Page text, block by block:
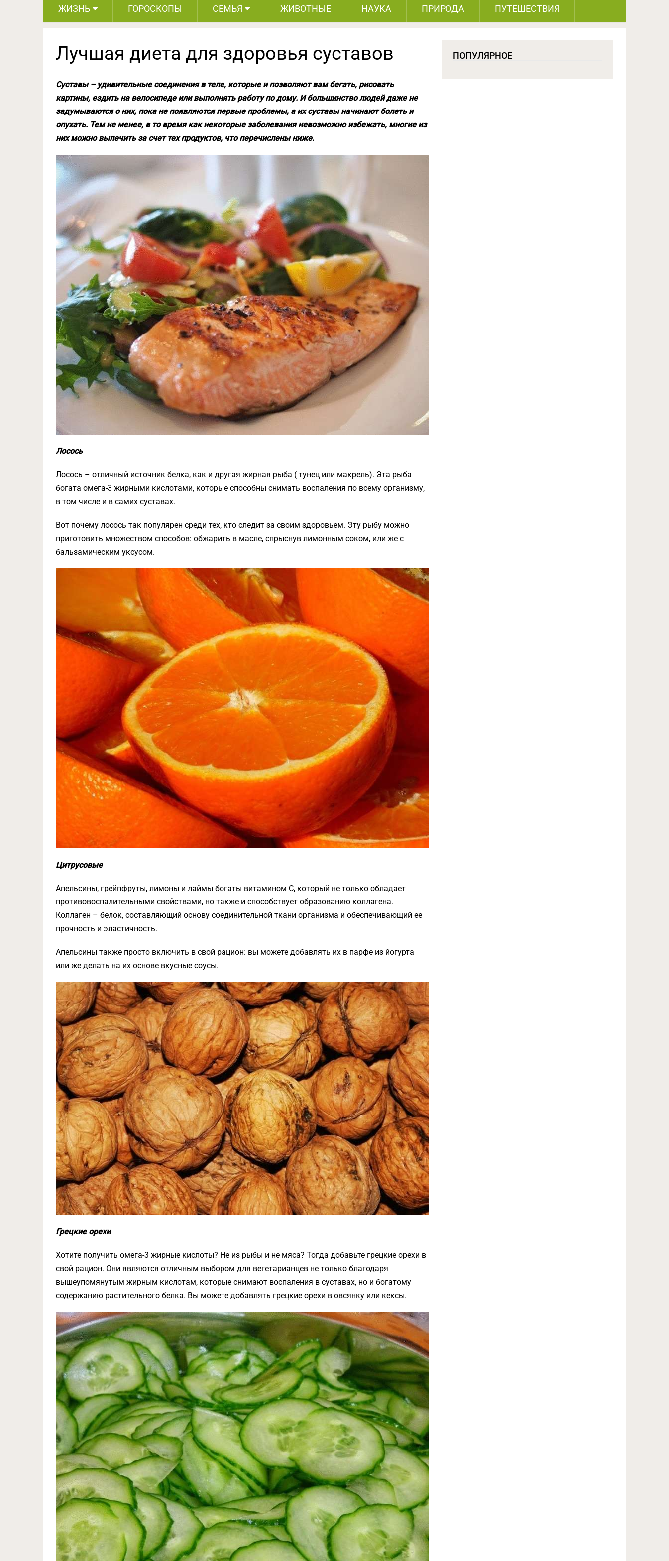
ЖИЗНЬ ГОРОСКОПЫ СЕМЬЯ ЖИВОТНЫЕ НАУКА ПРИРОДА ПУТЕШЕСТВИЯ
Лучшая диета для здоровья суставов
Суставы – удивительные соединения в теле, которые и позволяют вам бегать, рисовать
картины, ездить на велосипеде или выполнять работу по дому. И большинство людей даже не
задумываются о них, пока не появляются первые проблемы, а их суставы начинают болеть и
опухать. Тем не менее, в то время как некоторые заболевания невозможно избежать, многие из
них можно вылечить за счет тех продуктов, что перечислены ниже.
Лосось
Лосось – отличный источник белка, как и другая жирная рыба ( тунец или макрель). Эта рыба
богата омега-3 жирными кислотами, которые способны снимать воспаления по всему организму,
в том числе и в самих суставах.
Вот почему лосось так популярен среди тех, кто следит за своим здоровьем. Эту рыбу можно
приготовить множеством способов: обжарить в масле, спрыснув лимонным соком, или же с
бальзамическим уксусом.
Цитрусовые
Апельсины, грейпфруты, лимоны и лаймы богаты витамином С, который не только обладает
противовоспалительными свойствами, но также и способствует образованию коллагена.
Коллаген – белок, составляющий основу соединительной ткани организма и обеспечивающий ее
прочность и эластичность.
Апельсины также просто включить в свой рацион: вы можете добавлять их в парфе из йогурта
или же делать на их основе вкусные соусы.
Грецкие орехи
Хотите получить омега-3 жирные кислоты? Не из рыбы и не мяса? Тогда добавьте грецкие орехи в
свой рацион. Они являются отличным выбором для вегетарианцев не только благодаря
вышеупомянутым жирным кислотам, которые снимают воспаления в суставах, но и богатому
содержанию растительного белка. Вы можете добавлять грецкие орехи в овсянку или кексы.
ПОПУЛЯРНОЕ